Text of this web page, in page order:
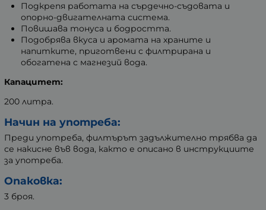
Подкрепя работата на сърдечно-съдовата и
опорно-двигателната система.
Повишава тонуса и бодростта.
Подобрява вкуса и аромата на храните и
напитките, приготвени с филтрирана и
обогатена с магнезий вода.
Капацитет:
200 литра.
Начин на употреба:
Преди употреба, филтърът задължително трябва да
се накисне във вода, както е описано в инструкциите
за употреба.
Опаковка:
3 броя.